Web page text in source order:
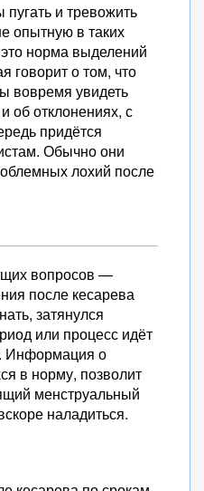
и тревожить
опытную в таких
норма выделений
говорит о том, что
вовремя увидеть
об отклонениях, с
придётся
Обычно они
лохий после
вопросов —
после кесарева
затянулся
или процесс идёт
Информация о
в норму, позволит
менструальный
наладиться.